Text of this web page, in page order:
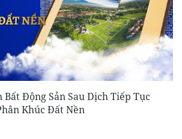
Bất Động Sản Sau Dịch Tiếp Tục
Khúc Đất Nền